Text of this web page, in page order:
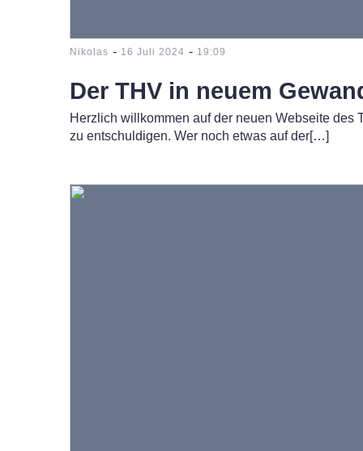
Nikolas - 16 Juli 2024 - 19:09
Der THV in neuem
Herzlich willkommen auf der neuen Webseite
zu entschuldigen. Wer noch etwas auf der[…]